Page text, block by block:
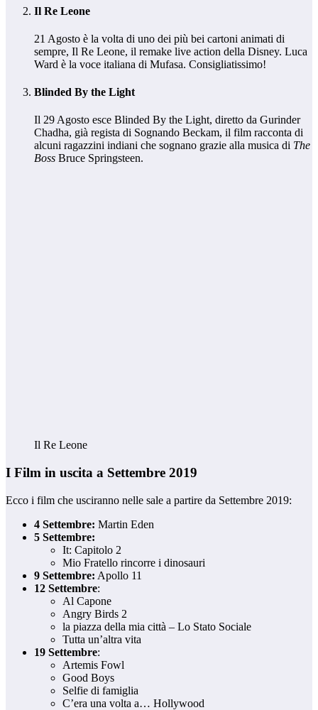
Il Re Leone
21 Agosto è la volta di uno dei più bei cartoni animati di
sempre, Il Re Leone, il remake live action della Disney. Luca
Ward è la voce italiana di Mufasa. Consigliatissimo!
Blinded By the Light
Il 29 Agosto esce Blinded By the Light, diretto da Gurinder
Chadha, già regista di Sognando Beckam, il film racconta di
alcuni ragazzini indiani che sognano grazie alla musica di The
Boss Bruce Springsteen.
Il Re Leone
I Film in uscita a Settembre 2019
Ecco i film che usciranno nelle sale a partire da Settembre 2019:
4 Settembre: Martin Eden
5 Settembre:
It: Capitolo 2
Mio Fratello rincorre i dinosauri
9 Settembre: Apollo 11
12 Settembre:
Al Capone
Angry Birds 2
la piazza della mia città – Lo Stato Sociale
Tutta un’altra vita
19 Settembre:
Artemis Fowl
Good Boys
Selfie di famiglia
C’era una volta a… Hollywood